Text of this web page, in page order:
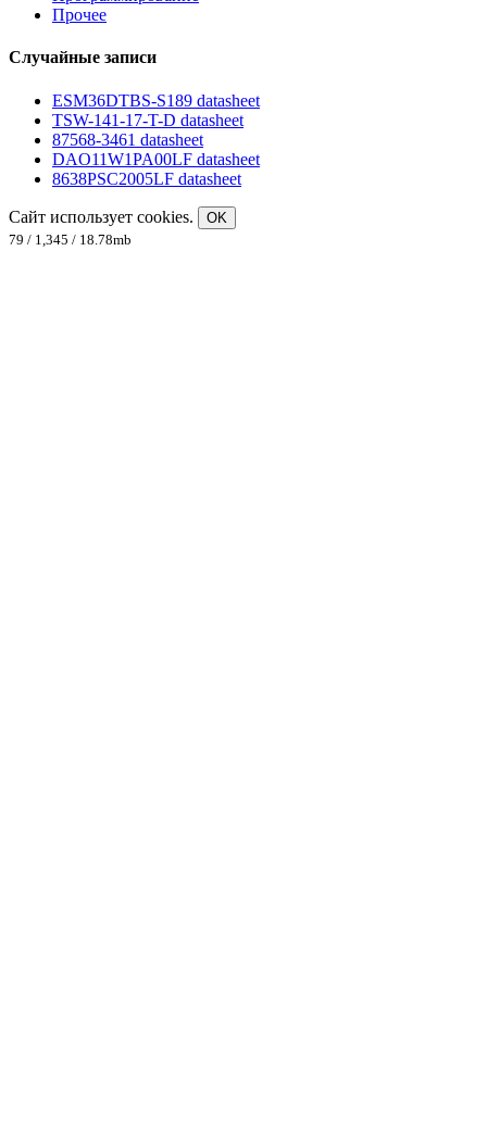
Прочее
Случайные записи
ESM36DTBS-S189 datasheet
TSW-141-17-T-D datasheet
87568-3461 datasheet
DAO11W1PA00LF datasheet
8638PSC2005LF datasheet
Сайт использует cookies.
OK
79 / 1,345 / 18.78mb